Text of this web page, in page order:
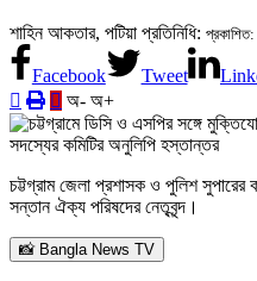
শাহিন আকতার, পটিয়া প্রতিনিধি:
Facebook Tweet
অ- অ+
চট্টগ্রাম জেলা প্রশাসক ও পুলিশ
সন্তান ঐক্য পরিষদের নেতৃবৃন্দ।
📸 Bangla News TV